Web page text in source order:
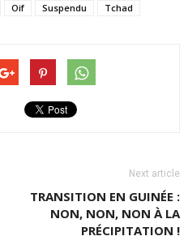
Oif Suspendu Tchad
Next article
TRANSITION EN GUINÉE :
NON, NON, NON À LA
PRÉCIPITATION !